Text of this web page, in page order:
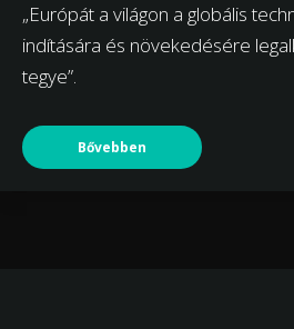
„Európát a világon a globális
indítására és növekedésére
tegye”.
Bővebben